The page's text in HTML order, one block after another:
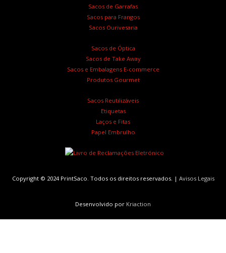
Sacos de Garrafas
Sacos para Frangos
Sacos Ourivesaria
Sacos de Óptica
Sacos de Take Away
Sacos e Embalagens E-commerce
Produtos Gourmet
Sacos Reutilizáveis
Etiquetas
Laços e Fitas
Papel Embrulho
Copyright © 2024 PrintSaco. Todos os direitos reservados. | Avisos Legais
Desenvolvido por Kriaction